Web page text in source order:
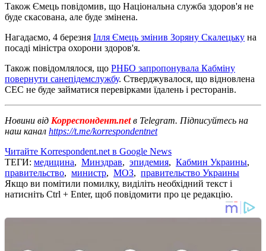
Також Ємець повідомив, що Національна служба здоров'я не
буде скасована, але буде змінена.
Нагадаємо, 4 березня Ілля Ємець змінив Зоряну Скалецьку на
посаді міністра охорони здоров'я.
Також повідомлялося, що РНБО запропонувала Кабміну
повернути санепідемслужбу. Стверджувалося, що відновлена ​​
СЕС не буде займатися перевірками їдалень і ресторанів.
Новини від Корреспондент.netв Telegram. Підписуйтесь на
наш канал https://t.me/korrespondentnet
Читайте Korrespondent.net в Google News
ТЕГИ: медицина, Минздрав, эпидемия, Кабмин Украины,
правительство, министр, МОЗ, правительство Украины
Якщо ви помітили помилку, виділіть необхідний текст і
натисніть Ctrl + Enter, щоб повідомити про це редакцію.